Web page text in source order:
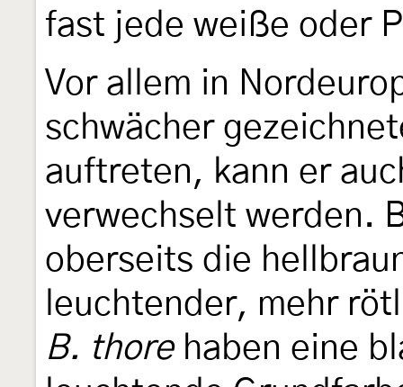
fast jede weiße oder
Vor allem in
schwächer
auftreten, kann er
verwechselt werden.
oberseits die
leuchtender, mehr
B. thorehaben eine